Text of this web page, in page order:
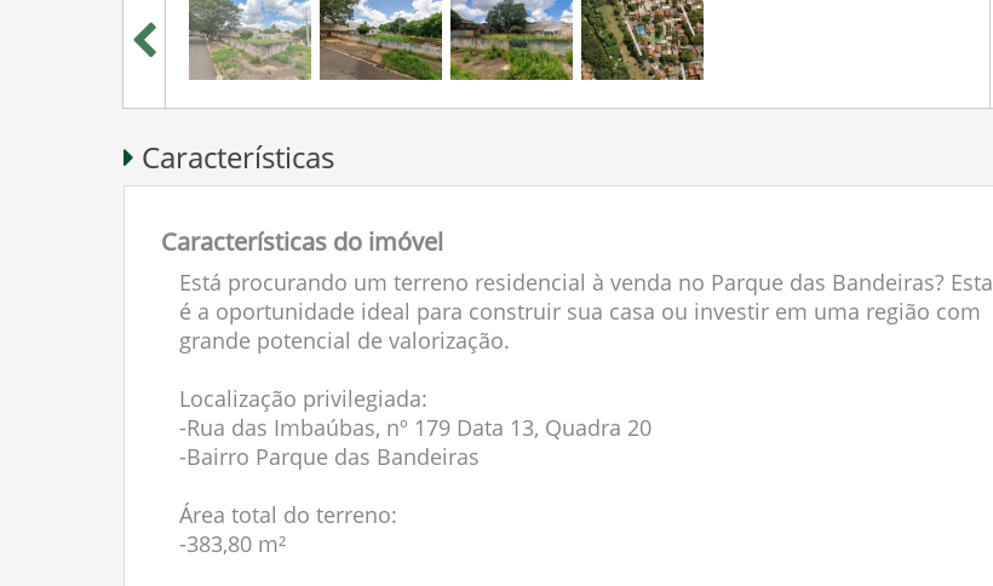
Características
Características do imóvel
Está procurando um terreno residencial à venda no Parque das Bandeiras? Esta
é a oportunidade ideal para construir sua casa ou investir em uma região com
grande potencial de valorização.
Localização privilegiada:
-Rua das Imbaúbas, nº 179 Data 13, Quadra 20
-Bairro Parque das Bandeiras
Área total do terreno:
-383,80 m²